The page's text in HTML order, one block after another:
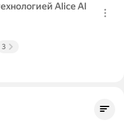
Alice AI
3